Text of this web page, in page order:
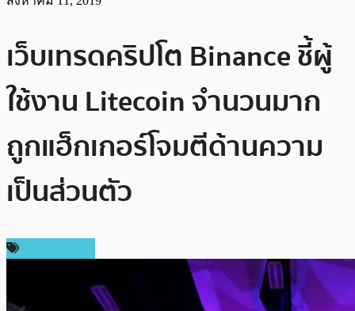
เว็บเทรดคริปโต Binance ชี้ผู้
ใช้งาน Litecoin จำนวนมาก
ถูกแฮ็กเกอร์โจมตีด้านความ
เป็นส่วนตัว